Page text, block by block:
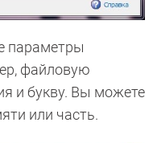
параметры
файловую
и букву. Вы можете
или часть.